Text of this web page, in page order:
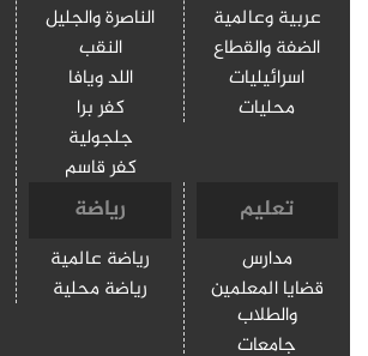
عربية وعالمية
الضفة والقطاع
اسرائيليات
محليات
الناصرة والجليل
النقب
اللد ويافا
كفر برا
جلجولية
كفر قاسم
تعليم
مدارس
قضايا المعلمين
والطلاب
جامعات
رياضة
رياضة عالمية
رياضة محلية